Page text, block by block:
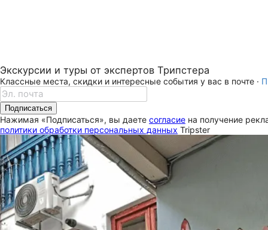
Экскурсии и туры от экспертов Трипстера
Классные места, скидки и интересные события у вас в почте ·
Подписаться
Нажимая «Подписаться», вы даете согласие на получение
политики обработки персональных данных Tripster